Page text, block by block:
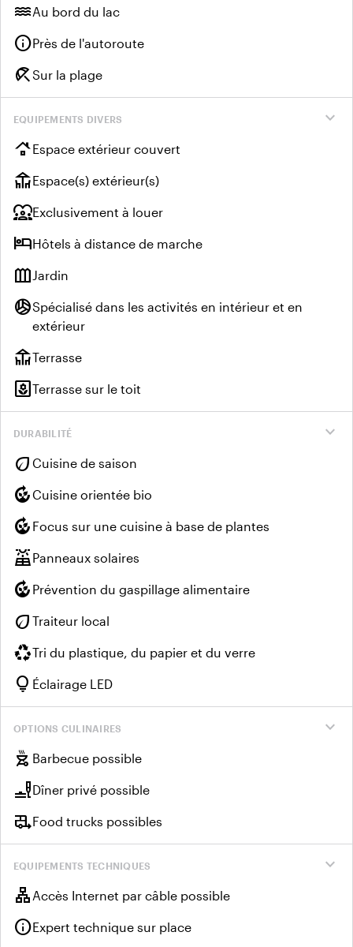
waterAu bord du lac
infoPrès de l'autoroute
beach_accessSur la plage
expand_more
EQUIPEMENTS DIVERS
roofingEspace extérieur couvert
deckEspace(s) extérieur(s)
diversity_1Exclusivement à louer
hotelHôtels à distance de marche
outdoor_gardenJardin
sports_volleyballSpécialisé dans les activités en intérieur et en
extérieur
deckTerrasse
yardTerrasse sur le toit
expand_more
DURABILITÉ
eco Cuisine de saison
compostCuisine orientée bio
compost Focus sur une cuisine à base de plantes
solar_powerPanneaux solaires
compost Prévention du gaspillage alimentaire
eco Traiteur local
recyclingTri du plastique, du papier et du verre
lightbulb Éclairage LED
expand_more
OPTIONS CULINAIRES
outdoor_grill Barbecue possible
brunch_diningDîner privé possible
rv_hookupFood trucks possibles
expand_more
EQUIPEMENTS TECHNIQUES
lan Accès Internet par câble possible
infoExpert technique sur place